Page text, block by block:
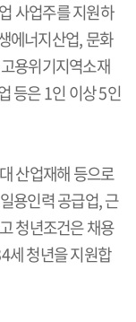
사업주를 지원하
에너지산업, 문화
용위기지역소재
등은 1인 이상 5인
산업재해 등으로
용인력 공급업, 근
청년조건은 채용
세 청년을 지원합